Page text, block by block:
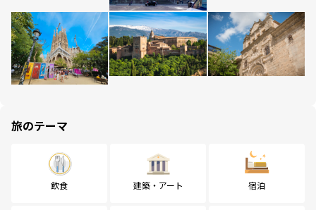
旅のテーマ
飲食 建築・アート 宿泊